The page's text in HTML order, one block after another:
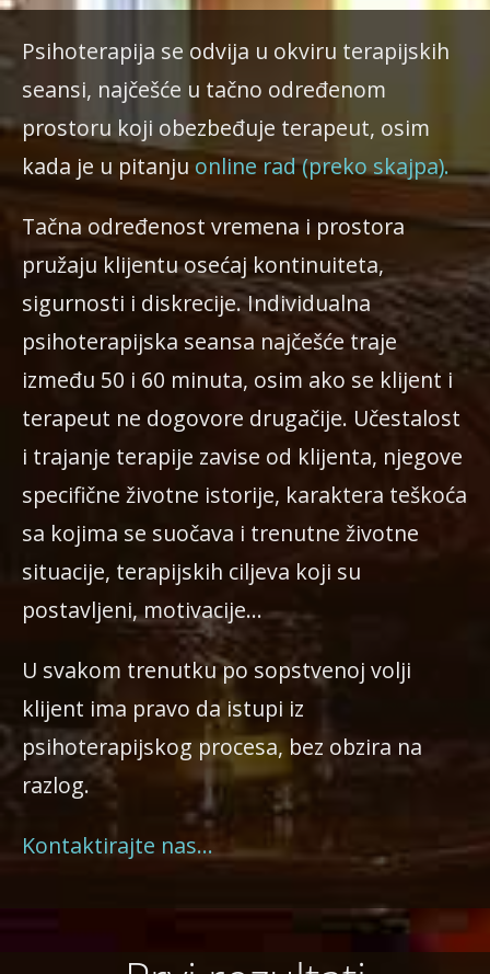
Psihoterapija se odvija u okviru terapijskih
seansi, najčešće u tačno određenom
prostoru koji obezbeđuje terapeut, osim
kada je u pitanju online rad (preko skajpa).
Tačna određenost vremena i prostora
pružaju klijentu osećaj kontinuiteta,
sigurnosti i diskrecije. Individualna
psihoterapijska seansa najčešće traje
između 50 i 60 minuta, osim ako se klijent i
terapeut ne dogovore drugačije. Učestalost
i trajanje terapije zavise od klijenta, njegove
specifične životne istorije, karaktera teškoća
sa kojima se suočava i trenutne životne
situacije, terapijskih ciljeva koji su
postavljeni, motivacije…
U svakom trenutku po sopstvenoj volji
klijent ima pravo da istupi iz
psihoterapijskog procesa, bez obzira na
razlog.
Kontaktirajte nas…